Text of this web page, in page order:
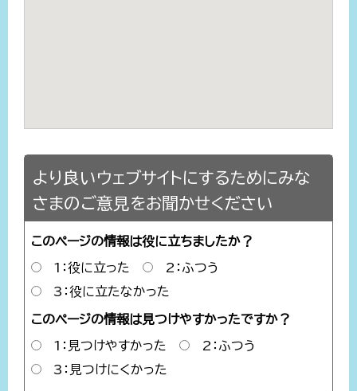
より良いウェブサイトにするためにみな
さまのご意見をお聞かせください
このページの情報は役に立ちましたか？
1：役に立った
2：ふつう
3：役に立たなかった
このページの情報は見つけやすかったですか？
1：見つけやすかった
2：ふつう
3：見つけにくかった